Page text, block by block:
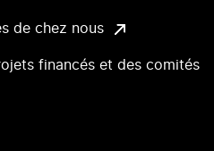
de chez nous
financés et des comités